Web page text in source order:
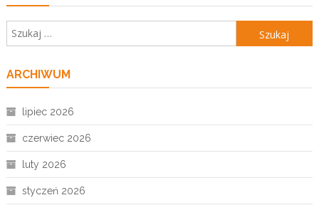
ARCHIWUM
lipiec 2026
czerwiec 2026
luty 2026
styczeń 2026